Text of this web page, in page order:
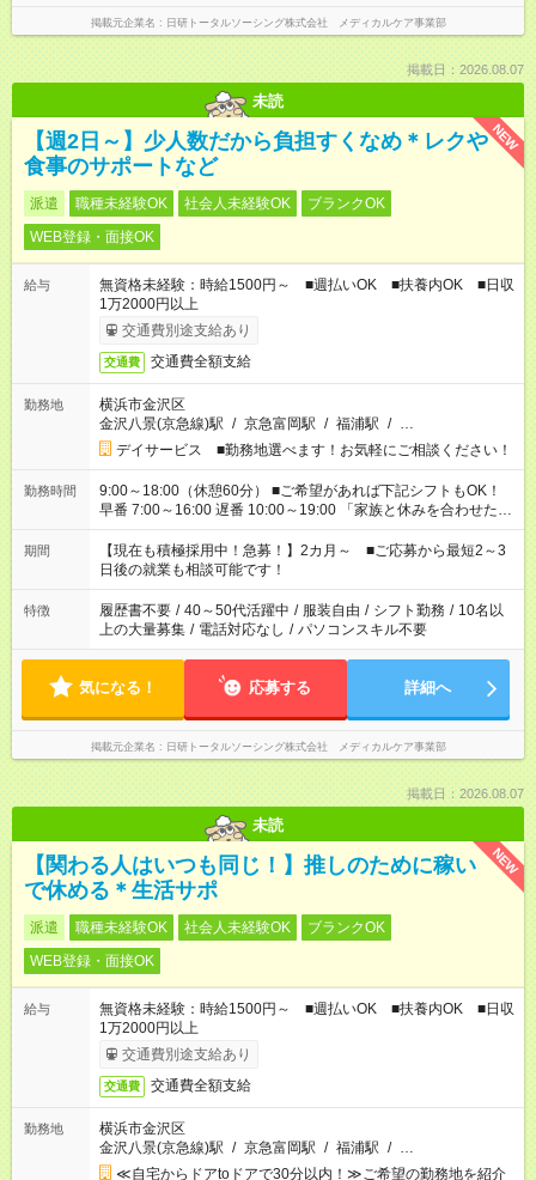
掲載元企業名 日研トータルソーシング株式会社 メディカルケア事業部
掲載日：2026.08.07
未読
NEW
【週2日～】少人数だから負担すくなめ＊レクや
食事のサポートなど
派遣 職種未経験OK 社会人未経験OK
ブランクOK
WEB登録・面接OK
給与
無資格未経験：時給1500円～ ■週払いOK ■扶養内OK ■日収
1万2000円以上
交通費別途支給あり
交通費 交通費全額支給
勤務地
横浜市金沢区
金沢八景(京急線)駅 / 京急富岡駅 / 福浦駅 / …
デイサービス ■勤務地選べます！お気軽にご相談ください！
勤務時間
9:00～18:00（休憩60分） ■ご希望があれば下記シフトもOK！
早番 7:00～16:00 遅番 10:00～19:00 「家族と休みを合わせた
い」 「余裕を持って夕飯の準備がしたい」 「できれば残業はし
たくない」 など、ご希望を教えてくださいね。 ※Wワーク希望
の方へ 今ご覧のお仕事で希望する勤務時間と、もう1つのお仕事
の勤務時間。 合計で週40時間を超える場合は応募できません。
期間
【現在も積極採用中！急募！】2カ月～ ■ご応募から最短2～3
日後の就業も相談可能です！
特徴 履歴書不要 / 40～50代活躍中 / 服装自由 / シフト勤務 / 10名以
上の大量募集 / 電話対応なし / パソコンスキル不要
気になる！ 応募する 詳細へ
掲載元企業名 日研トータルソーシング株式会社 メディカルケア事業部
掲載日：2026.08.07
未読
NEW
【関わる人はいつも同じ！】推しのために稼い
で休める＊生活サポ
派遣 職種未経験OK 社会人未経験OK
ブランクOK
WEB登録・面接OK
給与
無資格未経験：時給1500円～ ■週払いOK ■扶養内OK ■日収
1万2000円以上
交通費別途支給あり
交通費 交通費全額支給
勤務地
横浜市金沢区
金沢八景(京急線)駅 / 京急富岡駅 / 福浦駅 / …
≪自宅からドアtoドアで30分以内！≫ご希望の勤務地を紹介